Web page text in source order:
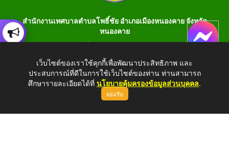
สำนักงานเทศบาลตำบลโพธิ์ชัย อำเภอเมืองหนองคาย จังหวัด
หนองคาย
990401 โทรสาร 042-990400
E-Saraban : saraban_05430106@dla.go.th
เว็บไซต์ของเราใช้คุกกี้เพื่อพัฒนาประสิทธิภาพ และ
ประสบการณ์ที่ดีในการใช้เว็บไซต์ของท่าน ท่านสามารถ
ศึกษารายละเอียดได้ที่ นโยบายคุ้มครองข้อมูลส่วนบุคคล.
ยอมรับ